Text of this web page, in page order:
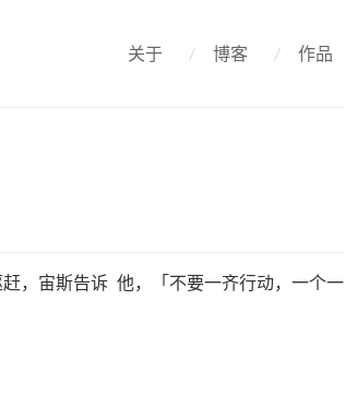
关于 / 博客 / 作品
，宙斯告诉 他，「不要一齐行动，一个一